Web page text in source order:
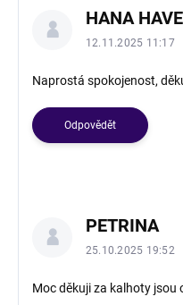
HANA
12.11.2025 11:17
Naprostá spokojenost,
Odpovědět
PETRINA
25.10.2025 19:52
Moc děkuji za kalhoty jsou